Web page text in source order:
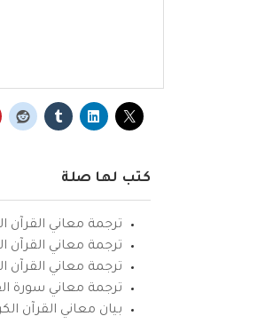
كتب لها صلة
ترجمة معاني القرآن
ترجمة معاني القرآن
ترجمة معاني القرآن
ترجمة معاني سورة
بيان معاني القرآن